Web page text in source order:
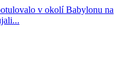
v okolí Babylonu na